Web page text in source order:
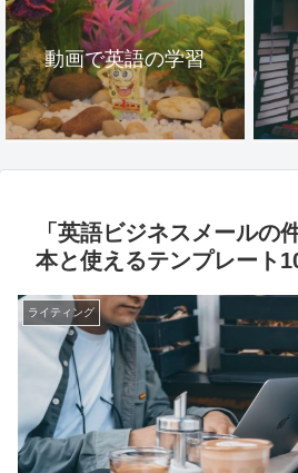
動画で英語の学習
「英語ビジネスメールの
本と使えるテンプレート
ライティング